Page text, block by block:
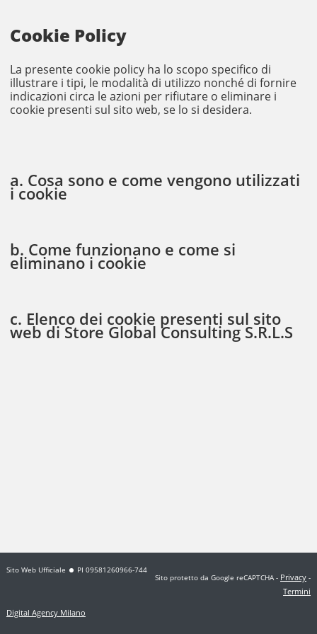
Cookie Policy
La presente cookie policy ha lo scopo specifico di
illustrare i tipi, le modalità di utilizzo nonché di fornire
indicazioni circa le azioni per rifiutare o eliminare i
cookie presenti sul sito web, se lo si desidera.
a. Cosa sono e come vengono utilizzati
i cookie
b. Come funzionano e come si
eliminano i cookie
c. Elenco dei cookie presenti sul sito
web di Store Global Consulting S.R.L.S
Sito Web Ufficiale PI 09581260966-744
Sito protetto da Google reCAPTCHA- Privacy -
Termini
Digital Agency Milano